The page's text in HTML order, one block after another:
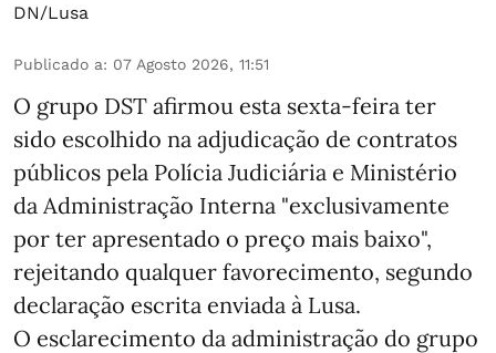
DN/Lusa
Publicado a: 07 Agosto 2026, 11:51
O grupo DST afirmou esta sexta-feira ter
sido escolhido na adjudicação de contratos
públicos pela Polícia Judiciária e Ministério
da Administração Interna "exclusivamente
por ter apresentado o preço mais baixo",
rejeitando qualquer favorecimento, segundo
declaração escrita enviada à Lusa.
O esclarecimento da administração do grupo